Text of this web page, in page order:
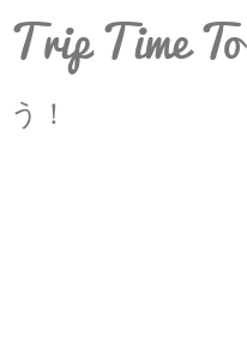
Trip Time To
う！